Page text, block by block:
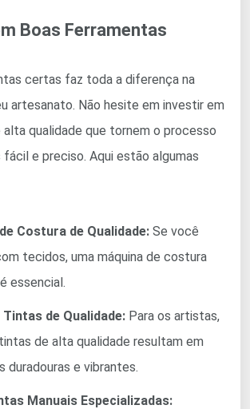
Boas Ferramentas
certas faz toda a diferença na
artesanato. Não hesite em investir em
qualidade que tornem o processo
fácil e preciso. Aqui estão algumas
Costura de Qualidade: Se você
tecidos, uma máquina de costura
essencial.
Tintas de Qualidade: Para os artistas,
de alta qualidade resultam em
duradouras e vibrantes.
Manuais Especializadas: